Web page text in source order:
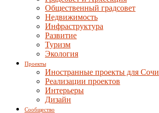
Общественный градсовет
Недвижимость
Инфраструктура
Развитие
Туризм
Экология
Проекты
Иностранные проекты для Сочи
Реализации проектов
Интерьеры
Дизайн
Сообщество